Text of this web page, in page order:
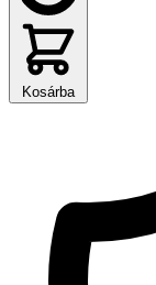
Kosárba